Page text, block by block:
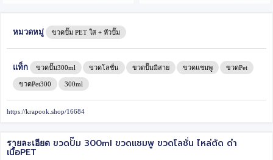
หมวดหมู่ ขวดปั๊ม PET ใส + หัวปั๊ม
แท็ก ขวดปั๊ม300ml ขวดโลชั่น ขวดป้๊มมีสาย ขวดแชมพู ขวดPet
ขวดPet300 300ml
https://krapook.shop/16684
รายละเอียด ขวดปั๊ม 300ml ขวดแชมพู ขวดโลชั่น ไหล่ตัด ดำ
เนื้อPET